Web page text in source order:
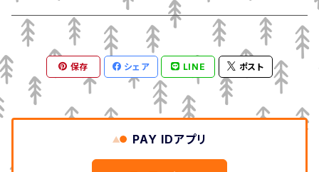
保存 シェア LINE ポスト
PAY IDアプリ